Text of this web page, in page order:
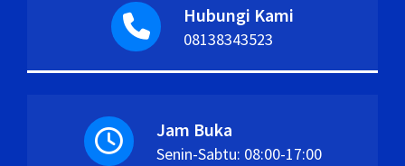
Hubungi Kami
08138343523
Jam Buka
Senin-Sabtu: 08:00-17:00